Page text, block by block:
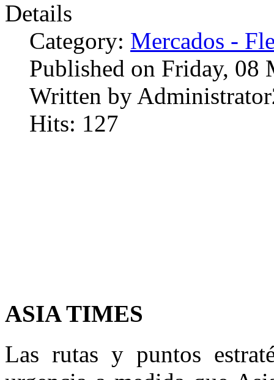
Details
Category: Mercados -
Published on Friday, 08
Written by
Hits: 127
ASIA TIMES
Las rutas y puntos